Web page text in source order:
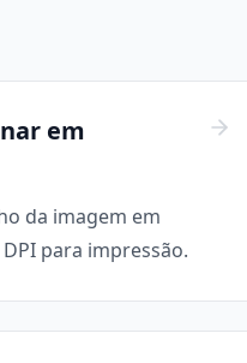
em
da imagem em
para impressão.